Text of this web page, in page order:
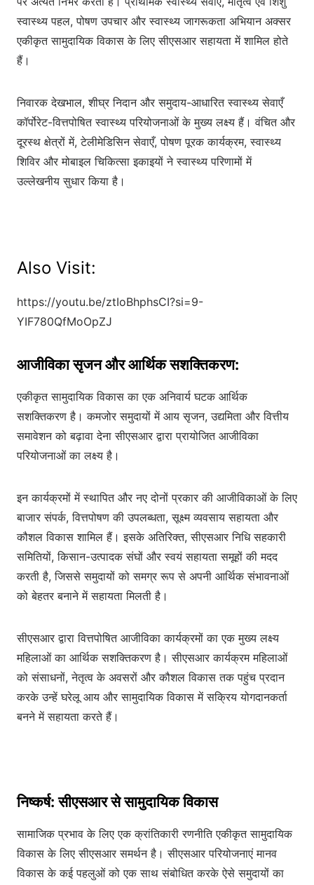
स्वास्थ्य पहल, पोषण उपचार और स्वास्थ्य जागरूकता अभियान अक्सर
एकीकृत सामुदायिक विकास के लिए सीएसआर सहायता में शामिल होते
हैं।
निवारक देखभाल, शीघ्र निदान और समुदाय-आधारित स्वास्थ्य सेवाएँ
कॉर्पोरेट-वित्तपोषित स्वास्थ्य परियोजनाओं के मुख्य लक्ष्य हैं। वंचित और
दूरस्थ क्षेत्रों में, टेलीमेडिसिन सेवाएँ, पोषण पूरक कार्यक्रम, स्वास्थ्य
शिविर और मोबाइल चिकित्सा इकाइयों ने स्वास्थ्य परिणामों में
उल्लेखनीय सुधार किया है।
Also Visit:
https://youtu.be/ztIoBhphsCI?si=9-
YIF780QfMoOpZJ
आजीविका सृजन और आर्थिक सशक्तिकरण:
एकीकृत सामुदायिक विकास का एक अनिवार्य घटक आर्थिक
सशक्तिकरण है। कमजोर समुदायों में आय सृजन, उद्यमिता और वित्तीय
समावेशन को बढ़ावा देना सीएसआर द्वारा प्रायोजित आजीविका
परियोजनाओं का लक्ष्य है।
इन कार्यक्रमों में स्थापित और नए दोनों प्रकार की आजीविकाओं के लिए
बाजार संपर्क, वित्तपोषण की उपलब्धता, सूक्ष्म व्यवसाय सहायता और
कौशल विकास शामिल हैं। इसके अतिरिक्त, सीएसआर निधि सहकारी
समितियों, किसान-उत्पादक संघों और स्वयं सहायता समूहों की मदद
करती है, जिससे समुदायों को समग्र रूप से अपनी आर्थिक संभावनाओं
को बेहतर बनाने में सहायता मिलती है।
सीएसआर द्वारा वित्तपोषित आजीविका कार्यक्रमों का एक मुख्य लक्ष्य
महिलाओं का आर्थिक सशक्तिकरण है। सीएसआर कार्यक्रम महिलाओं
को संसाधनों, नेतृत्व के अवसरों और कौशल विकास तक पहुंच प्रदान
करके उन्हें घरेलू आय और सामुदायिक विकास में सक्रिय योगदानकर्ता
बनने में सहायता करते हैं।
निष्कर्ष: सीएसआर से सामुदायिक विकास
सामाजिक प्रभाव के लिए एक क्रांतिकारी रणनीति एकीकृत सामुदायिक
विकास के लिए सीएसआर समर्थन है। सीएसआर परियोजनाएं मानव
विकास के कई पहलुओं को एक साथ संबोधित करके ऐसे समुदायों का